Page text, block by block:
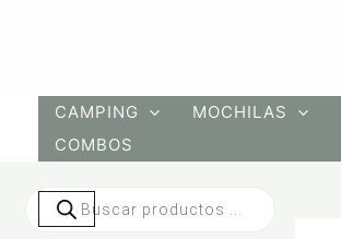
CAMPING MOCHILAS
COMBOS
Búsqueda
productos